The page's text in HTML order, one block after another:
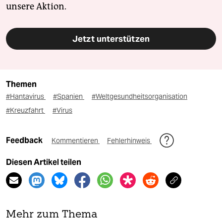
unsere Aktion.
Jetzt unterstützen
Themen
#Hantavirus #Spanien
#Weltgesundheitsorganisation
#Kreuzfahrt
#Virus
Feedback Kommentieren Fehlerhinweis
Diesen Artikel teilen
Mehr zum Thema